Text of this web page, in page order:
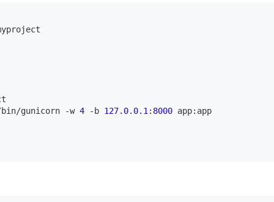
bin/gunicorn -w 4 -b 127.0. 0.1 : 8000 app:app